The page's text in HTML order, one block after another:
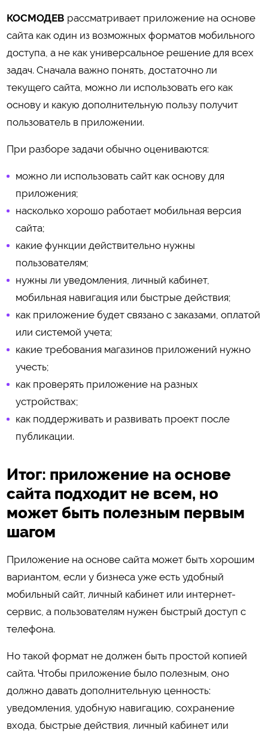
КОСМОДЕВ рассматривает приложение на основе
сайта как один из возможных форматов мобильного
доступа, а не как универсальное решение для всех
задач. Сначала важно понять, достаточно ли
текущего сайта, можно ли использовать его как
основу и какую дополнительную пользу получит
пользователь в приложении.
При разборе задачи обычно оцениваются:
можно ли использовать сайт как основу для
приложения;
насколько хорошо работает мобильная версия
сайта;
какие функции действительно нужны
пользователям;
нужны ли уведомления, личный кабинет,
мобильная навигация или быстрые действия;
как приложение будет связано с заказами, оплатой
или системой учета;
какие требования магазинов приложений нужно
учесть;
как проверять приложение на разных
устройствах;
как поддерживать и развивать проект после
публикации.
Итог: приложение на основе
сайта подходит не всем, но
может быть полезным первым
шагом
Приложение на основе сайта может быть хорошим
вариантом, если у бизнеса уже есть удобный
мобильный сайт, личный кабинет или интернет-
сервис, а пользователям нужен быстрый доступ с
телефона.
Но такой формат не должен быть простой копией
сайта. Чтобы приложение было полезным, оно
должно давать дополнительную ценность:
уведомления, удобную навигацию, сохранение
входа, быстрые действия, личный кабинет или